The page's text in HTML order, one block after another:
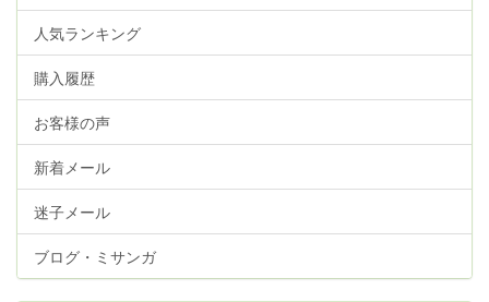
人気ランキング
購入履歴
お客様の声
新着メール
迷子メール
ブログ・ミサンガ